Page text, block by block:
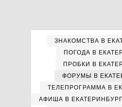
ЗНАКОМСТВА В
ПОГОДА В
ПРОБКИ В
ФОРУМЫ В
ТЕЛЕПРОГРАММА В
АФИША В